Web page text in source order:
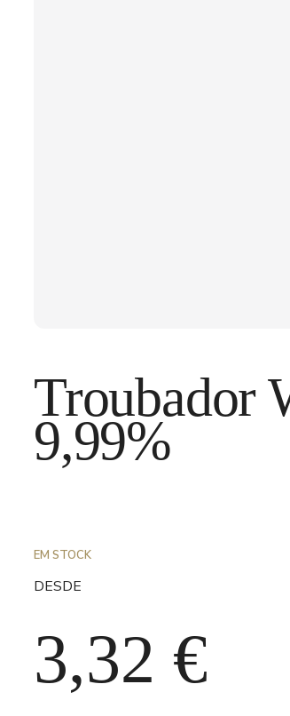
Troubador
9,99%
EM STOCK
DESDE
3,32 €